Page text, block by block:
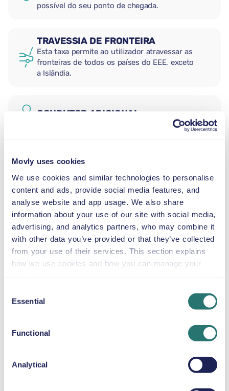
Movly uses cookies
We use cookies and similar technologies to personalise
content and ads, provide social media features, and
analyse website and app usage. We also share
information about your use of our site with social media,
advertising, and analytics partners, who may combine it
with other data you’ve provided or that they’ve collected
from your use of their services. This section explains
how we use cookies and how you can manage your
Selection
Essential
Functional
Analytical
possível do seu ponto de chegada.
TRAVESSIA DE FRONTEIRA
Esta taxa permite ao utilizador atravessar as
fronteiras de todos os países do EEE, exceto
a Islândia.
CONDUTOR ADICIONAL
NASCIDOS
2,5–13 kg
CADEIRA AUTO PARA CRIANÇAS
PEQUENAS
9–18 kg
ASSENTO ELEVATÓRIO
CORRENTES PARA A NEVE